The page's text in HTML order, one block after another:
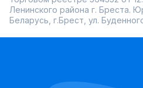
Ленинского района г. Бреста.
Беларусь, г.Брест, ул.